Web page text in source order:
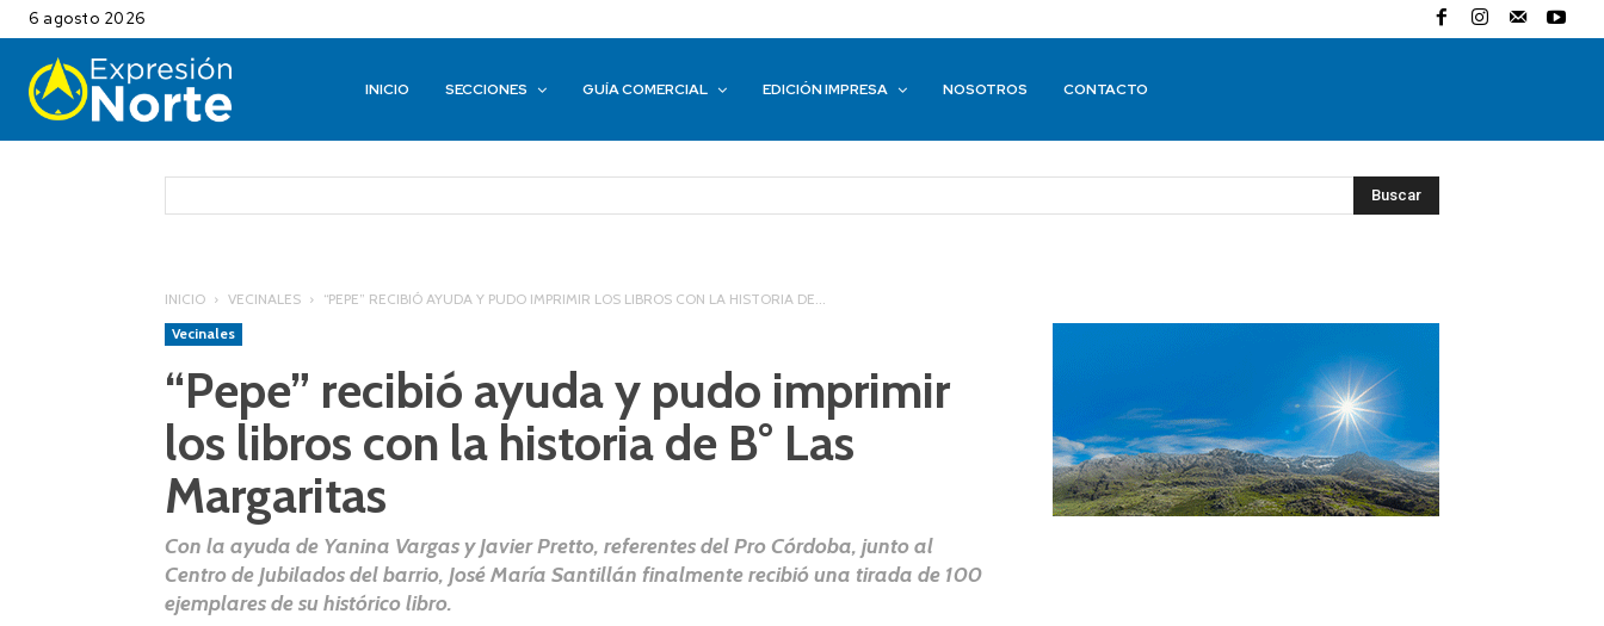
6 agosto 2026
INICIO SECCIONES GUÍA COMERCIAL EDICIÓN IMPRESA NOSOTROS CONTACTO
Buscar
INICIO VECINALES
“PEPE” RECIBIÓ AYUDA Y PUDO IMPRIMIR LOS LIBROS CON LA HISTORIA DE...
Vecinales
“Pepe” recibió ayuda y pudo imprimir
los libros con la historia de B° Las
Margaritas
Con la ayuda de Yanina Vargas y Javier Pretto, referentes del Pro Córdoba, junto al
Centro de Jubilados del barrio, José María Santillán finalmente recibió una tirada de 100
ejemplares de su histórico libro.